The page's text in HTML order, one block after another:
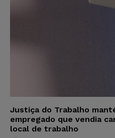
Justiça do Trabalho
empregado que vendia
local de trabalho